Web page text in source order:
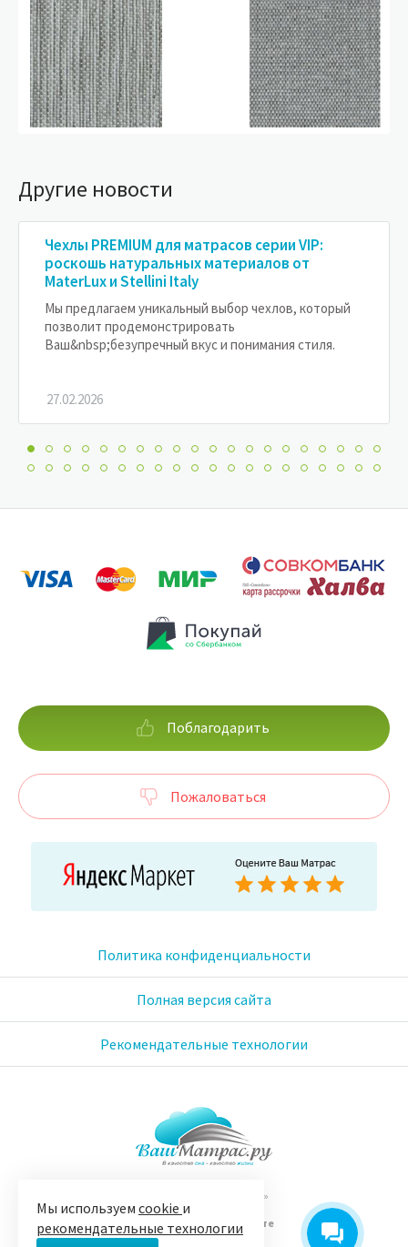
Другие новости
Чехлы PREMIUM для матрасов серии VIP:
роскошь натуральных материалов от
MaterLux и Stellini Italy
Мы предлагаем уникальный выбор чехлов, который
позволит продемонстрировать
Ваш&nbsp;безупречный вкус и понимания стиля.
27.02.2026
© 2005-2026 «Ваш матрас»
14 лет на Яндекс.Маркете
Политика конфиденциальности
Полная версия сайта
Рекомендательные технологии
Поблагодарить
Пожаловаться
Мы используем cookie и
рекомендательные технологии